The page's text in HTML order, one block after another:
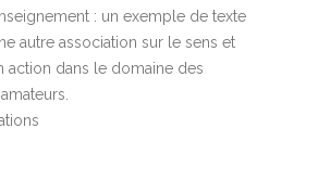
: un exemple de texte
autre association sur le sens et
action dans le domaine des